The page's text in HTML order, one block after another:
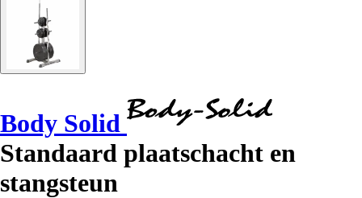
Body Solid
Standaard plaatschacht en
stangsteun